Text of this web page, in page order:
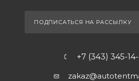
ПОДПИСАТЬСЯ НА РАССЫЛКУ
+7 (343) 345-